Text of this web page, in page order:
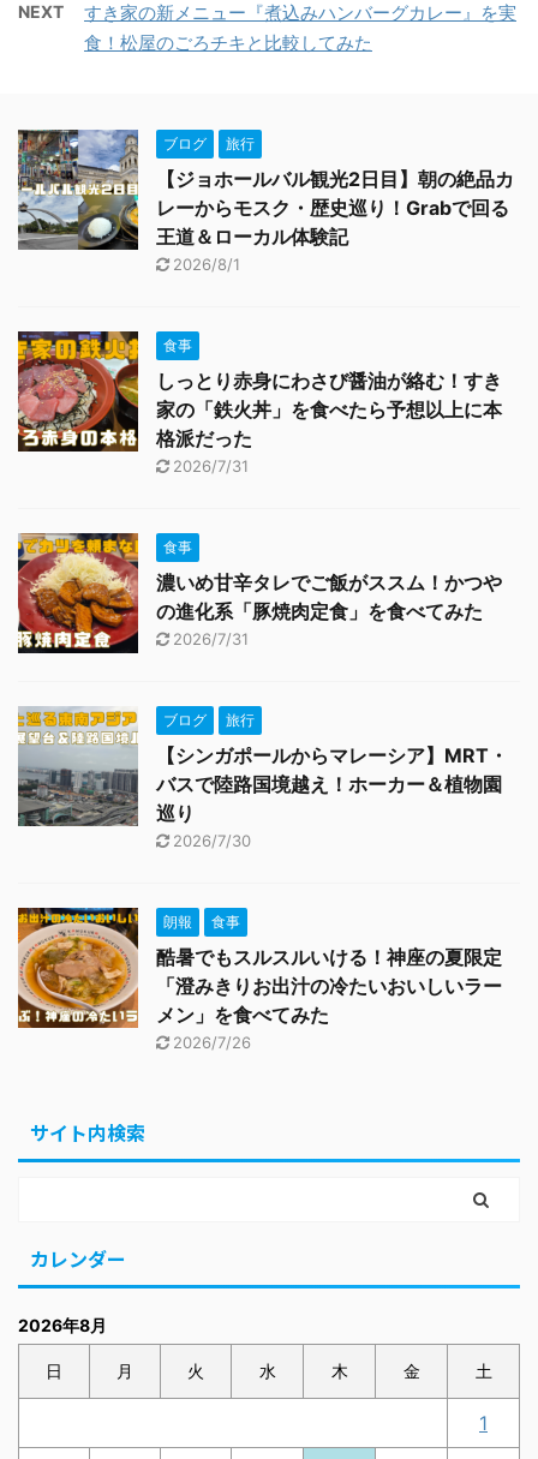
NEXT
すき家の新メニュー『煮込みハンバーグカレー』を実
食！松屋のごろチキと比較してみた
ブログ 旅行
【ジョホールバル観光2日目】朝の絶品カ
レーからモスク・歴史巡り！Grabで回る
王道＆ローカル体験記
2026/8/1
食事
しっとり赤身にわさび醤油が絡む！すき
家の「鉄火丼」を食べたら予想以上に本
格派だった
2026/7/31
食事
濃いめ甘辛タレでご飯がススム！かつや
の進化系「豚焼肉定食」を食べてみた
2026/7/31
ブログ 旅行
【シンガポールからマレーシア】MRT・
バスで陸路国境越え！ホーカー＆植物園
巡り
2026/7/30
朗報 食事
酷暑でもスルスルいける！神座の夏限定
「澄みきりお出汁の冷たいおいしいラー
メン」を食べてみた
2026/7/26
サイト内検索
カレンダー
2026年8月
日 月 火 水 木 金 土
1